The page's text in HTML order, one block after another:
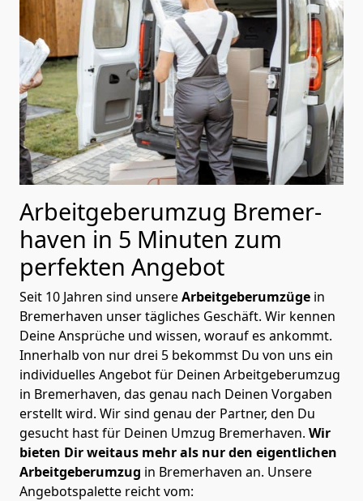
Arbeitgeberumzug Bremer­
haven in 5 Minuten zum
perfekten Angebot
Seit 10 Jahren sind unsereArbeitgeberumzüge in
Bremer­haven unser tägliches Geschäft. Wir kennen
Deine Ansprüche und wissen, worauf es ankommt.
Innerhalb von nur drei 5 bekommst Du von uns ein
individuelles Angebot für Deinen Arbeitgeberumzug
in Bremer­haven, das genau nach Deinen Vorgaben
erstellt wird. Wir sind genau der Partner, den Du
gesucht hast für Deinen Umzug Bremer­haven. Wir
bieten Dir weitaus mehr als nur den eigentlichen
Arbeitgeberumzug in Bremer­haven an. Unsere
Angebotspalette reicht vom: